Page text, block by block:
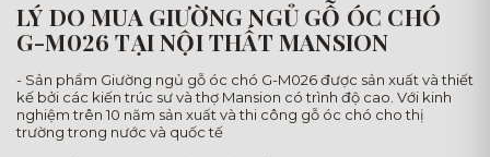
LÝ DO MUA GIƯỜNG NGỦ GỖ ÓC CHÓ
G-M026 TẠI NỘI THẤT MANSION
- Sản phẩm Giường ngủ gỗ óc chó G-M026 được sản xuất và thiết
kế bởi các kiến trúc sư và thợ Mansion có trình độ cao. Với kinh
nghiệm trên 10 năm sản xuất và thi công gỗ óc chó cho thị
trường trong nước và quốc tế